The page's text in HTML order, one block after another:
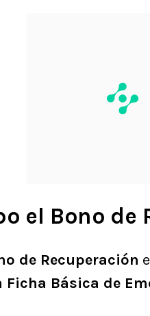
el Bono de
de Recuperación
Básica de